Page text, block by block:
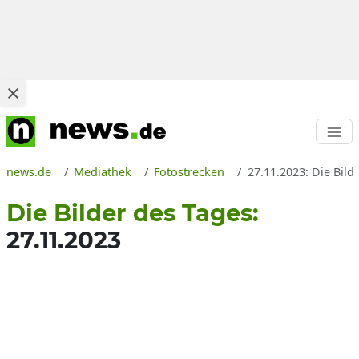
news.de Mediathek Fotostrecken 27.11.2023: Die
Die Bilder des Tages:
27.11.2023